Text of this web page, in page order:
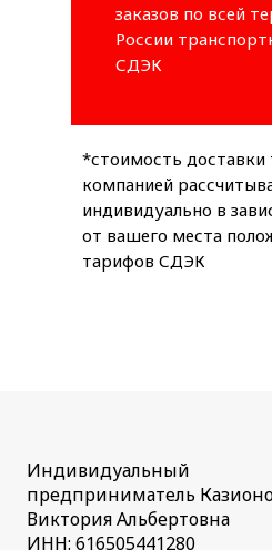
заказов по всей
России
СДЭК
*стоимость доставки
компанией
индивидуально в
от вашего места
тарифов СДЭК
Индивидуальный
предприниматель
Виктория Альбертовна
ИНН: 616505441280